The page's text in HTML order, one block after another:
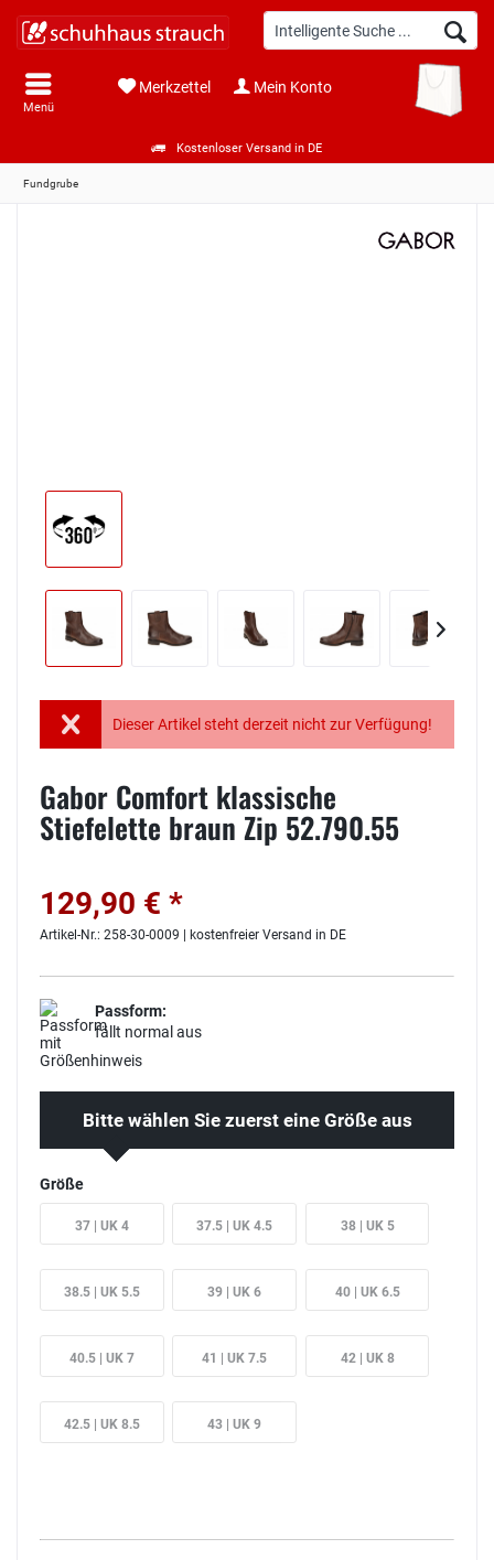
Kostenloser Versand in DE
Menü
Merkzettel Mein Konto
Fundgrube
Dieser Artikel steht derzeit nicht zur Verfügung!
Gabor Comfort klassische
Stiefelette braun Zip 52.790.55
129,90 € *
Artikel-Nr.: 258-30-0009 | kostenfreier Versand in DE
Passform:
fällt normal aus
Bitte wählen Sie zuerst eine Größe aus
Größe
37 | UK 4 37.5 | UK 4.5 38 | UK 5
38.5 | UK 5.5 39 | UK 6 40 | UK 6.5
40.5 | UK 7 41 | UK 7.5 42 | UK 8
42.5 | UK 8.5 43 | UK 9